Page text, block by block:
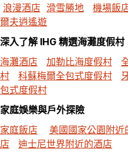
浪漫酒店 滑雪勝地 機場飯
爾夫逍遙遊
深入了解 IHG 精選海灘度假村
海灘酒店
加勒比海度假村
村
科蘇梅爾全包式度假村
包式度假村
家庭娛樂與戶外探險
家庭飯店
美國國家公園附近
店
迪士尼世界附近的酒店